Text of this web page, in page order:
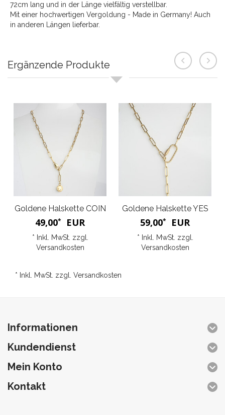
72cm lang und in der Länge vielfältig verstellbar.
Mit einer hochwertigen Vergoldung - Made in Germany! Auch
in anderen Längen lieferbar.
Ergänzende Produkte
Goldene Halskette COIN
49,00* EUR
* Inkl. MwSt. zzgl.
Versandkosten
Goldene Halskette YES
59,00* EUR
* Inkl. MwSt. zzgl.
Versandkosten
* Inkl. MwSt. zzgl. Versandkosten
Informationen
Kundendienst
Mein Konto
Kontakt